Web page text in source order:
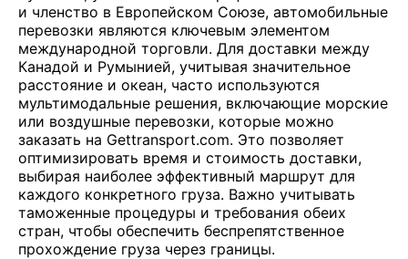
и членство в Европейском Союзе, автомобильные
перевозки являются ключевым элементом
международной торговли. Для доставки между
Канадой и Румынией, учитывая значительное
расстояние и океан, часто используются
мультимодальные решения, включающие морские
или воздушные перевозки, которые можно
заказать на Gettransport.com. Это позволяет
оптимизировать время и стоимость доставки,
выбирая наиболее эффективный маршрут для
каждого конкретного груза. Важно учитывать
таможенные процедуры и требования обеих
стран, чтобы обеспечить беспрепятственное
прохождение груза через границы.